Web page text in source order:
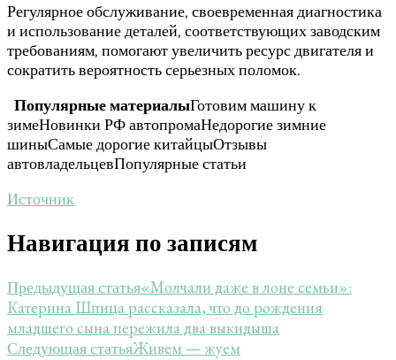
Регулярное обслуживание, своевременная диагностика
и использование деталей, соответствующих заводским
требованиям, помогают увеличить ресурс двигателя и
сократить вероятность серьезных поломок.
Популярные материалыГотовим машину к
зимеНовинки РФ автопромаНедорогие зимние
шиныСамые дорогие китайцыОтзывы
автовладельцевПопулярные статьи
Источник
Навигация по записям
Предыдущая статья«Молчали даже в лоне семьи»:
Катерина Шпица рассказала, что до рождения
младшего сына пережила два выкидыша
Следующая статьяЖивем — жуем